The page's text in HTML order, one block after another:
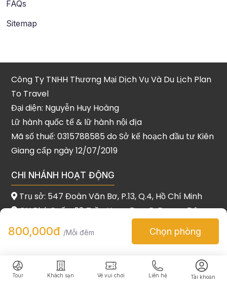
800,000đ /Mỗi đêm Chọn phòng
Tour Khách sạn Vé vui chơi Liên hệ Tài khoản
FAQs
Sitemap
Công Ty TNHH Thương Mại Dịch Vụ Và Du Lịch Plan
To Travel
Đại diện: Nguyễn Huy Hoàng
Lữ hành quốc tế & lữ hành nội địa
Mã số thuế: 0315788585 do Sở kế hoạch đầu tư Kiên
Giang cấp ngày 12/07/2019
CHI NHÁNH HOẠT ĐỘNG
Trụ sở: 547 Đoàn Văn Bơ, P.13, Q.4, Hồ Chí Minh
CN Phú Quốc: 08 Trần Hưng Đạo, P. Dương Đông,
Phú Quốc
CN Đà Nẵng: 386 Dũng Sĩ Thanh Khê, Thanh Khê,